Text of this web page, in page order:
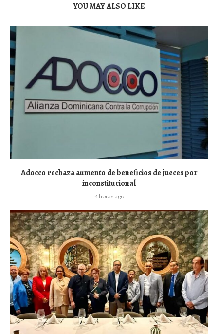
YOU MAY ALSO LIKE
Adocco rechaza aumento de beneficios de jueces por
inconstitucional
4 horas ago